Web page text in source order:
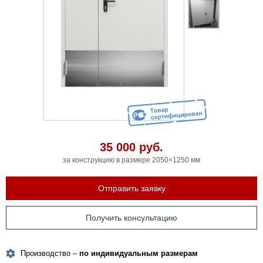
35 000 руб.
за конструкцию в размере 2050×1250 мм
Отправить заявку
Получить консультацию
Производство – по индивидуальным размерам